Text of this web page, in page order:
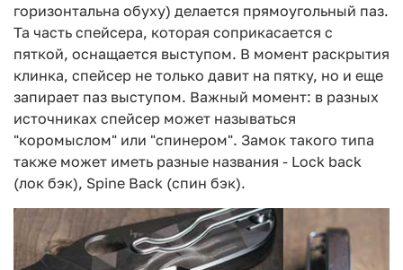
горизонтальна обуху) делается прямоугольный паз.
Та часть спейсера, которая соприкасается с
пяткой, оснащается выступом. В момент раскрытия
клинка, спейсер не только давит на пятку, но и еще
запирает паз выступом. Важный момент: в разных
источниках спейсер может называться
"коромыслом" или "спинером". Замок такого типа
также может иметь разные названия - Lock back
(лок бэк), Spine Back (спин бэк).